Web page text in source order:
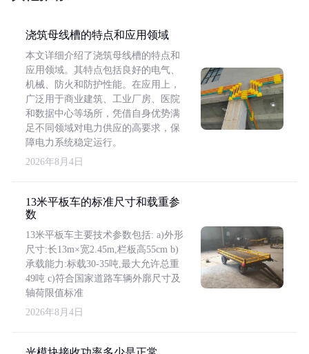
浇筑母线槽的特点和应用领域
本文详细介绍了浇筑母线槽的特点和
应用领域。其特点包括良好的电气、
机械、防火和防护性能。在应用上，
广泛用于商业建筑、工业厂房、医院
和数据中心等场所，凭借自身优势满
足不同领域对电力供应的高要求，保
障电力系统稳定运行。
2026年8月4日
13米平板车的标准尺寸和载重参
数
13米平板车主要技术参数包括: a)外形
尺寸:长13m×宽2.45m,栏板高55cm b)
承载能力:标载30-35吨,最大允许总重
49吨 c)符合国家道路车辆外廓尺寸及
轴荷限值标准
2026年8月4日